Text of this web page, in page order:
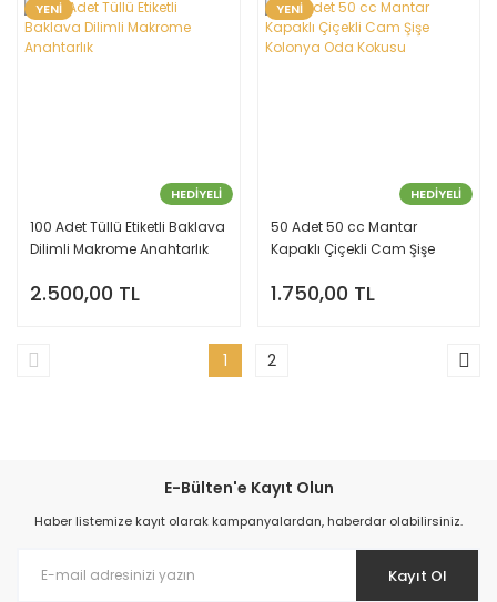
YENİ
HEDİYELİ
100 Adet Tüllü Etiketli Baklava
Dilimli Makrome Anahtarlık
2.500,00 TL
YENİ
HEDİYELİ
50 Adet 50 cc Mantar
Kapaklı Çiçekli Cam Şişe
1.750,00 TL
1 2
E-Bülten'e Kayıt Olun
Haber listemize kayıt olarak kampanyalardan, haberdar olabilirsiniz.
Kayıt Ol